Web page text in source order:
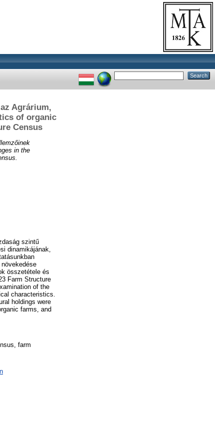
Agrárium,
of organic
Census
in the
szintű
dinamikájának,
összetétele és
Farm Structure
of the
characteristics.
holdings were
farms, and
farm